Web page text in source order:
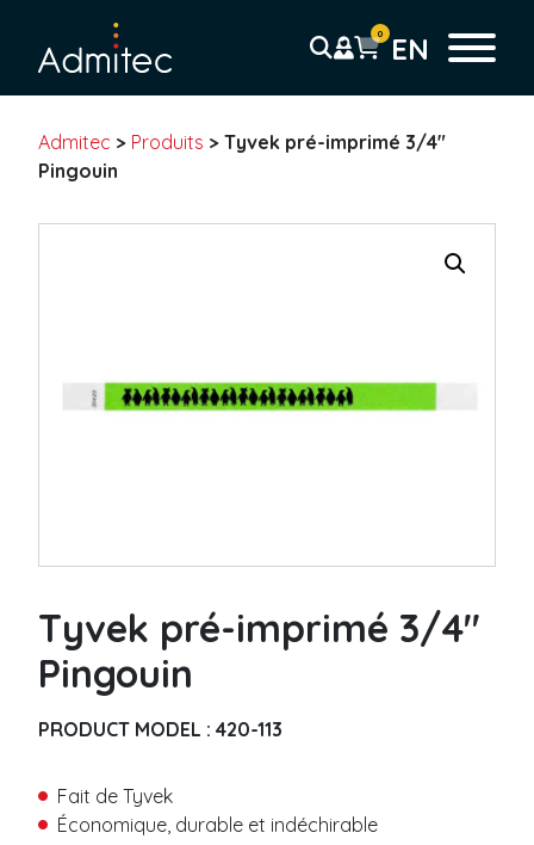
Bracelets
Code-barre
Bracelet vinyle
Uni
Coupon Détachable
Code-barre
Bracelet thermal
n
o
m
*
N
o
m
*
C
u
0 EN
Admitec > Produits > Tyvek pré-imprimé 3/4″
Pingouin
Tyvek pré-imprimé 3/4″
Pingouin
PRODUCT MODEL : 420-113
Fait de Tyvek
Économique, durable et indéchirable